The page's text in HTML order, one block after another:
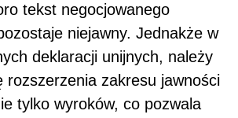
tekst negocjowanego
niejawny. Jednakże w
deklaracji unijnych, należy
rozszerzenia zakresu jawności
tylko wyroków, co pozwala